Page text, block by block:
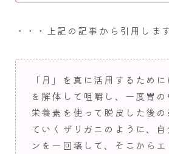
・・・上記の記事から引用します
「月」を真に活用するため
を解体して咀嚼し、一度胃
栄養素を使って脱皮した後
ていくザリガニのように、
ンを一回壊して、そこから